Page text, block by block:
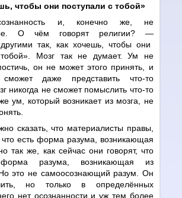
чтобы они поступали с тобой»
и, конечно же, не
О чём говорят религии? —
так, как хочешь, чтобы они
Мозг так не думает. Ум не
он не может этого принять, и
даже представить что-то
никогда не сможет помыслить что-то
ум, который возникает из мозга, не
сказать, что материалисты правы,
что есть форма разума, возникающая
так же, как сейчас они говорят, что
форма разума, возникающая из
это не самоосознающий разум. Он
но только в определённых
нет осознанности и уж тем более